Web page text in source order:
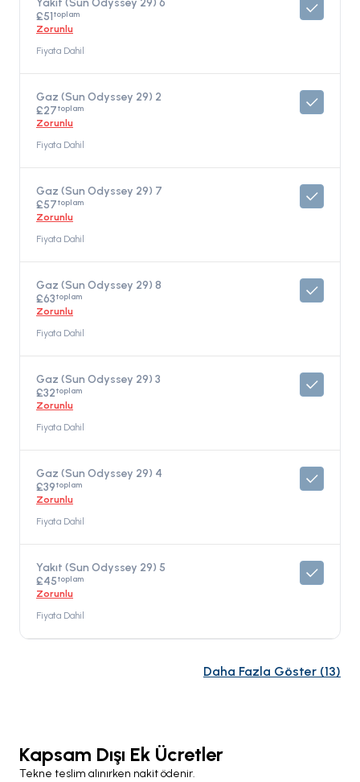
Yakıt (Sun Odyssey 29) 6
£51toplam
Zorunlu
Fiyata Dahil
Gaz (Sun Odyssey 29) 2
£27toplam
Zorunlu
Fiyata Dahil
Gaz (Sun Odyssey 29) 7
£57toplam
Zorunlu
Fiyata Dahil
Gaz (Sun Odyssey 29) 8
£63toplam
Zorunlu
Fiyata Dahil
Gaz (Sun Odyssey 29) 3
£32toplam
Zorunlu
Fiyata Dahil
Gaz (Sun Odyssey 29) 4
£39toplam
Zorunlu
Fiyata Dahil
Yakıt (Sun Odyssey 29) 5
£45toplam
Zorunlu
Fiyata Dahil
Daha Fazla Göster (13)
Kapsam Dışı Ek Ücretler
Tekne teslim alınırken nakit ödenir.